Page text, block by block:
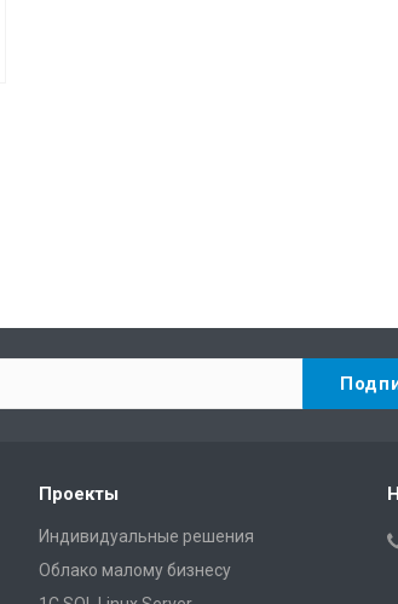
Проекты
Индивидуальные решения
Облако малому бизнесу